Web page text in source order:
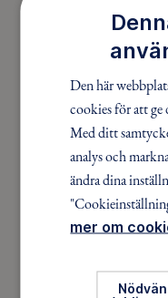
över hela landet.
unga och vuxna på
skogen, på vattnet,
Den här
cookies för att ge
Med ditt
analys och
ändra dina
mer om